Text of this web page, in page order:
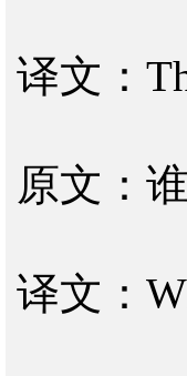
译文：
原文：
译文：